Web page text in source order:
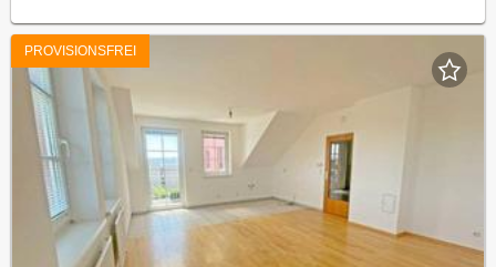
PROVISIONSFREI